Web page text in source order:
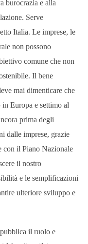
burocrazia e alla
Serve
Italia. Le imprese, le
non possono
comune che non
Il bene
mai dimenticare che
Europa e settimo al
prima degli
dalle imprese, grazie
con il Piano Nazionale
il nostro
e le semplificazioni
ulteriore sviluppo e
il ruolo e